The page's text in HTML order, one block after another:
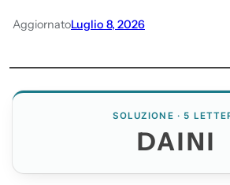
AggiornatoLuglio 8, 2026
SOLUZIONE · 5
DAINI